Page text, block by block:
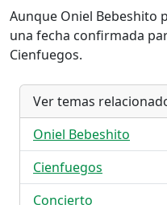
Aunque Oniel Bebeshito
una fecha confirmada
Cienfuegos.
Ver temas
Oniel Bebeshito
Cienfuegos
Concierto